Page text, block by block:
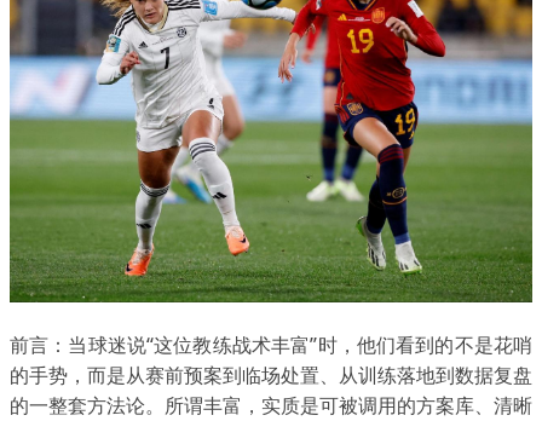
前言：当球迷说“这位教练战术丰富”时，他们看到的不是花哨
的手势，而是从赛前预案到临场处置、从训练落地到数据复盘
的一整套方法论。所谓丰富，实质是可被调用的方案库、清晰